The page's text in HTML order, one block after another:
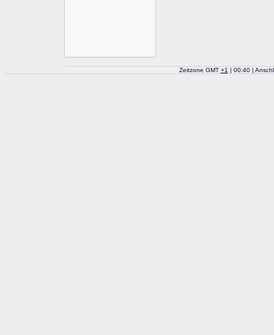
Zeitzone GMT +1 | 00:40 |